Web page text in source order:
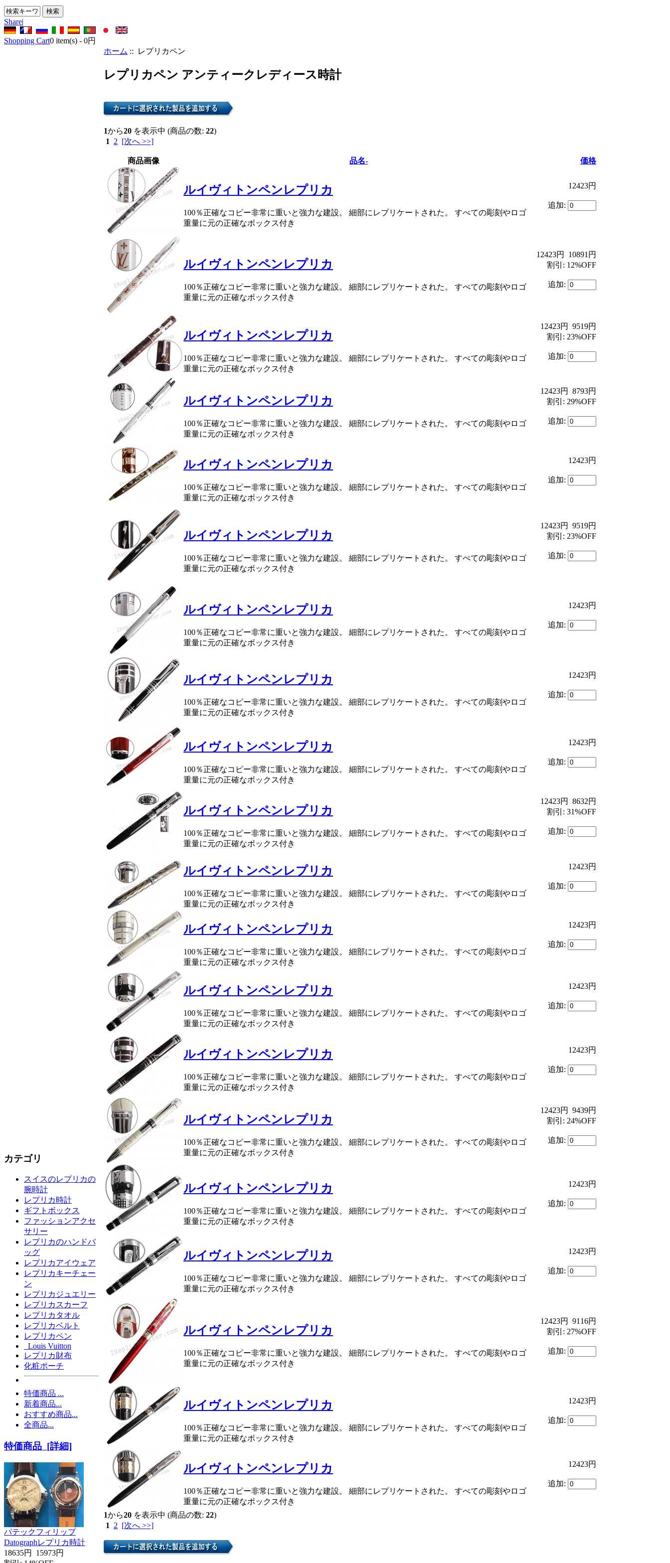
Share|
Shopping Cart0 item(s) - 0円
カテゴリ
スイスのレプリカの
腕時計
レプリカ時計
ギフトボックス
ファッションアクセ
サリー
レプリカのハンドバ
ッグ
レプリカアイウェア
レプリカキーチェー
ン
レプリカジュエリー
レプリカスカーフ
レプリカタオル
レプリカベルト
レプリカペン
Louis Vuitton
レプリカ財布
化粧ポーチ
特価商品 ...
新着商品...
おすすめ商品...
全商品...
特価商品 [詳細]
パテックフィリップ
Datographレプリカ時計
18635円
15973円
ホーム :: レプリカペン
レプリカペン アンティークレディース時計
1から20 を表示中 (商品の数: 22)
1
2 [次へ >>]
商品画像 品名- 価格
ルイヴィトンペンレプリカ
100％正確なコピー非常に重いと強力な建設。 細部にレプリケートされた。 すべての彫刻やロゴ
重量に元の正確なボックス付き
12423円
追加:
ルイヴィトンペンレプリカ
100％正確なコピー非常に重いと強力な建設。 細部にレプリケートされた。 すべての彫刻やロゴ
重量に元の正確なボックス付き
12423円
10891円
割引: 12%OFF
追加:
ルイヴィトンペンレプリカ
100％正確なコピー非常に重いと強力な建設。 細部にレプリケートされた。 すべての彫刻やロゴ
重量に元の正確なボックス付き
12423円
9519円
割引: 23%OFF
追加:
ルイヴィトンペンレプリカ
100％正確なコピー非常に重いと強力な建設。 細部にレプリケートされた。 すべての彫刻やロゴ
重量に元の正確なボックス付き
12423円
8793円
割引: 29%OFF
追加:
ルイヴィトンペンレプリカ
100％正確なコピー非常に重いと強力な建設。 細部にレプリケートされた。 すべての彫刻やロゴ
重量に元の正確なボックス付き
12423円
追加:
ルイヴィトンペンレプリカ
100％正確なコピー非常に重いと強力な建設。 細部にレプリケートされた。 すべての彫刻やロゴ
重量に元の正確なボックス付き
12423円
9519円
割引: 23%OFF
追加:
ルイヴィトンペンレプリカ
100％正確なコピー非常に重いと強力な建設。 細部にレプリケートされた。 すべての彫刻やロゴ
重量に元の正確なボックス付き
12423円
追加:
ルイヴィトンペンレプリカ
100％正確なコピー非常に重いと強力な建設。 細部にレプリケートされた。 すべての彫刻やロゴ
重量に元の正確なボックス付き
12423円
追加:
ルイヴィトンペンレプリカ
100％正確なコピー非常に重いと強力な建設。 細部にレプリケートされた。 すべての彫刻やロゴ
重量に元の正確なボックス付き
12423円
追加:
ルイヴィトンペンレプリカ
100％正確なコピー非常に重いと強力な建設。 細部にレプリケートされた。 すべての彫刻やロゴ
重量に元の正確なボックス付き
12423円
8632円
割引: 31%OFF
追加:
ルイヴィトンペンレプリカ
100％正確なコピー非常に重いと強力な建設。 細部にレプリケートされた。 すべての彫刻やロゴ
重量に元の正確なボックス付き
12423円
追加:
ルイヴィトンペンレプリカ
100％正確なコピー非常に重いと強力な建設。 細部にレプリケートされた。 すべての彫刻やロゴ
重量に元の正確なボックス付き
12423円
追加:
ルイヴィトンペンレプリカ
100％正確なコピー非常に重いと強力な建設。 細部にレプリケートされた。 すべての彫刻やロゴ
重量に元の正確なボックス付き
12423円
追加:
ルイヴィトンペンレプリカ
100％正確なコピー非常に重いと強力な建設。 細部にレプリケートされた。 すべての彫刻やロゴ
重量に元の正確なボックス付き
12423円
追加:
ルイヴィトンペンレプリカ
100％正確なコピー非常に重いと強力な建設。 細部にレプリケートされた。 すべての彫刻やロゴ
重量に元の正確なボックス付き
12423円
9439円
割引: 24%OFF
追加:
ルイヴィトンペンレプリカ
100％正確なコピー非常に重いと強力な建設。 細部にレプリケートされた。 すべての彫刻やロゴ
重量に元の正確なボックス付き
12423円
追加:
ルイヴィトンペンレプリカ
100％正確なコピー非常に重いと強力な建設。 細部にレプリケートされた。 すべての彫刻やロゴ
重量に元の正確なボックス付き
12423円
追加:
ルイヴィトンペンレプリカ
100％正確なコピー非常に重いと強力な建設。 細部にレプリケートされた。 すべての彫刻やロゴ
重量に元の正確なボックス付き
12423円
9116円
割引: 27%OFF
追加:
ルイヴィトンペンレプリカ
100％正確なコピー非常に重いと強力な建設。 細部にレプリケートされた。 すべての彫刻やロゴ
重量に元の正確なボックス付き
12423円
追加:
ルイヴィトンペンレプリカ
100％正確なコピー非常に重いと強力な建設。 細部にレプリケートされた。 すべての彫刻やロゴ
重量に元の正確なボックス付き
12423円
追加:
1から20 を表示中 (商品の数: 22)
1
2 [次へ >>]